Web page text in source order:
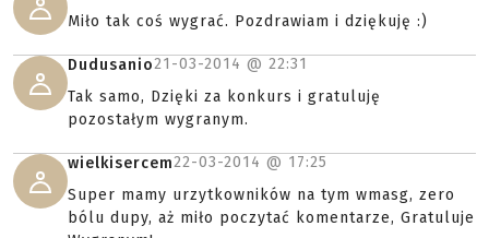
Miło tak coś wygrać. Pozdrawiam i dziękuję :)
Dudusanio21-03-2014 @ 22:31
Tak samo, Dzięki za konkurs i gratuluję
pozostałym wygranym.
wielkisercem22-03-2014 @ 17:25
Super mamy urzytkowników na tym wmasg, zero
bólu dupy, aż miło poczytać komentarze, Gratuluje